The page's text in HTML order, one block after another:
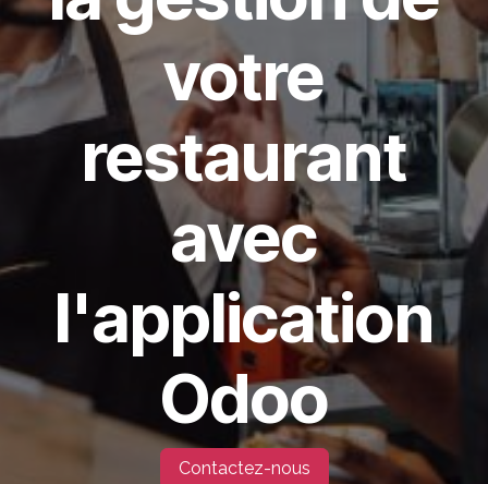
votre
restaurant
avec
l'application
Odoo
Contactez-nous